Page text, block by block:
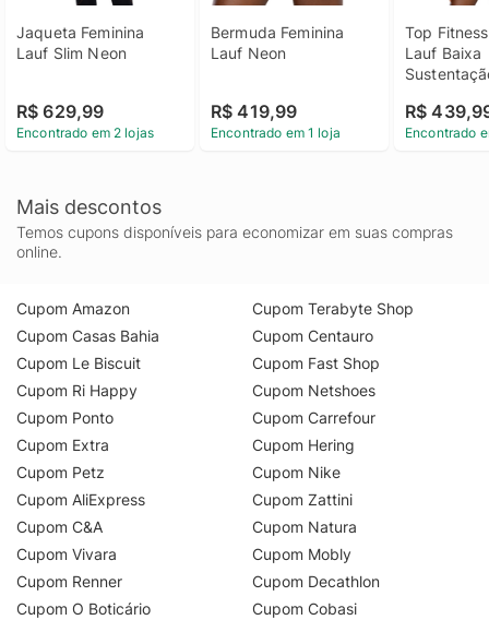
Jaqueta Feminina
Lauf Slim Neon
R$ 629,99
Encontrado em 2 lojas
Bermuda Feminina
Lauf Neon
R$ 419,99
Encontrado em 1 loja
Top
Lauf Baixa
R$
Encontrado
Mais descontos
Temos cupons disponíveis para economizar em suas compras
online.
Cupom Amazon
Cupom Casas Bahia
Cupom Le Biscuit
Cupom Ri Happy
Cupom Ponto
Cupom Extra
Cupom Petz
Cupom AliExpress
Cupom C&A
Cupom Vivara
Cupom Renner
Cupom O Boticário
Cupom Terabyte Shop
Cupom Centauro
Cupom Fast Shop
Cupom Netshoes
Cupom Carrefour
Cupom Hering
Cupom Nike
Cupom Zattini
Cupom Natura
Cupom Mobly
Cupom Decathlon
Cupom Cobasi